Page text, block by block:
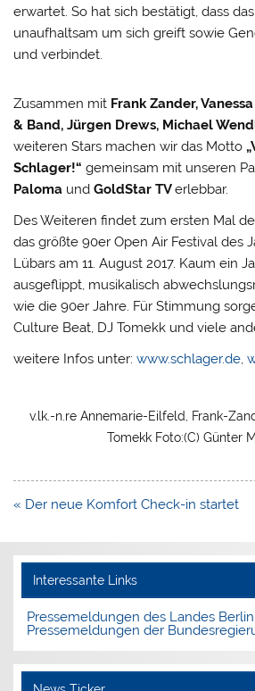
erwartet. So hat sich bestätigt, dass
unaufhaltsam um sich greift sowie
und verbindet.
Zusammen mit Frank Zander,
& Band, Jürgen Drews, Michael
weiteren Stars machen wir das Motto
Schlager!“gemeinsam mit unseren
Paloma undGoldStar TVerlebbar.
Des Weiteren findet zum ersten Mal
das größte 90er Open Air Festival des
Lübars am 11. August 2017. Kaum ein
ausgeflippt, musikalisch
wie die 90er Jahre. Für Stimmung
Culture Beat, DJ Tomekk und viele
weitere Infos unter:www.schlager.de,
v.lk.-n.re Annemarie-Eilfeld, Frank-
Tomekk Foto:(C) Günter
Beitragsnavigation
« Der neue Komfort Check-in startet
Interessante Links
Pressemeldungen des Landes Berlin
Pressemeldungen der